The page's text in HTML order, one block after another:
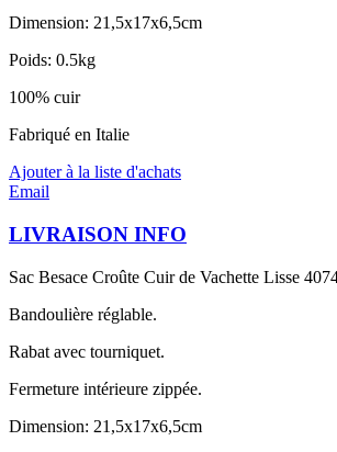
Dimension: 21,5x17x6,5cm
Poids: 0.5kg
100% cuir
Fabriqué en Italie
Ajouter à la liste d'achats
Email
LIVRAISON INFO
Sac Besace Croûte Cuir de Vachette Lisse
Bandoulière réglable.
Rabat avec tourniquet.
Fermeture intérieure zippée.
Dimension: 21,5x17x6,5cm